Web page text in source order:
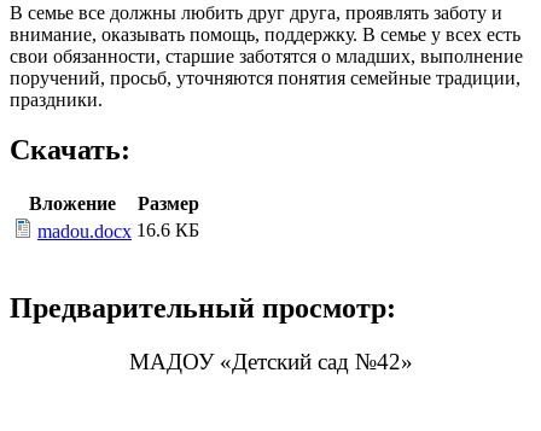
В семье все должны любить друг друга, проявлять заботу и
внимание, оказывать помощь, поддержку. В семье у всех есть
свои обязанности, старшие заботятся о младших, выполнение
поручений, просьб, уточняются понятия семейные традиции,
праздники.
Скачать:
Вложение
Размер
madou.docx 16.6 КБ
Предварительный просмотр:
МАДОУ «Детский сад №42»